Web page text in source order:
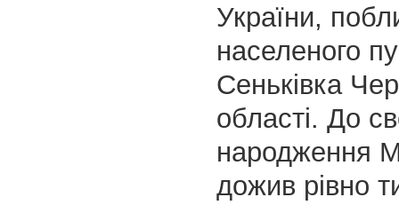
України,
населеного
Сеньківка
області. До
народження
дожив рівно